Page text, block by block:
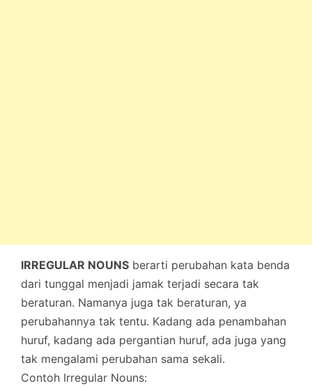
IRREGULAR NOUNS berarti perubahan kata benda
dari tunggal menjadi jamak terjadi secara tak
beraturan. Namanya juga tak beraturan, ya
perubahannya tak tentu. Kadang ada penambahan
huruf, kadang ada pergantian huruf, ada juga yang
tak mengalami perubahan sama sekali.
Contoh Irregular Nouns: